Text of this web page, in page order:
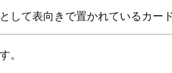
して表向きで置かれているカー
。